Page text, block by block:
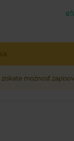
získate možnosť